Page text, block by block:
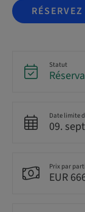
Statut
Date limite
09.
Prix par
EUR